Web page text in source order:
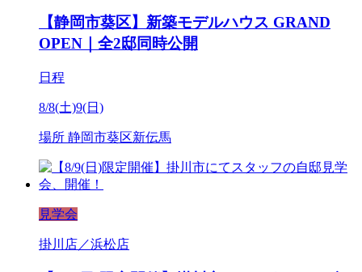
【静岡市葵区】新築モデルハウス GRAND
OPEN｜全2邸同時公開
日程
8/8(土)9(日)
場所 静岡市葵区新伝馬
見学会
掛川店／浜松店